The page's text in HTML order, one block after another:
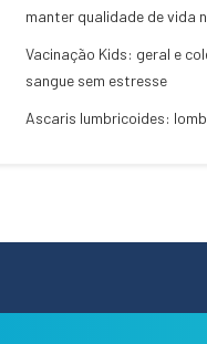
manter qualidade de vida
Vacinação Kids: geral e
sangue sem estresse
Ascaris lumbricoides: